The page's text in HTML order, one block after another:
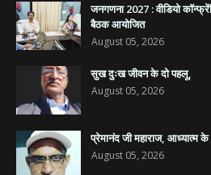
जनगणना 2027 : वीडियो
बैठक आयोजित
August 05, 2026
सुख दुःख जीवन के दो पहलू,
August 05, 2026
प्रेमानंद जी महाराज, आध्यात्म
August 05, 2026